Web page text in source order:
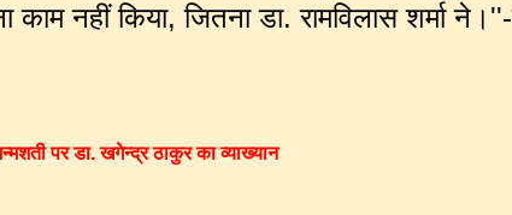
नहीं किया, जितना डा. रामविलास शर्मा
पर डा. खगेन्द्र ठाकुर का व्याख्यान